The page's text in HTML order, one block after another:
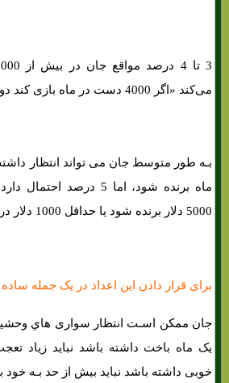
می‌کند «اگر 4000 دست در ماه بازی کند دو ماه و نیم اسـت».
ماه برنده شود، اما 5
5000 دلار برنده شود یا حداقل 1000 دلار دریک ماه از دست بدهد.
برای قرار دادن این اعداد در یک جمله
جان ممکن اسـت انتظار سواری هاي‌
یک ماه باخت داشته باشد نباید زیاد
خوبی داشته باشد نباید بیش از حد بـه خود